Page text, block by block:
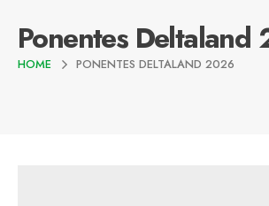
Ponentes Deltaland
HOME PONENTES DELTALAND 2026